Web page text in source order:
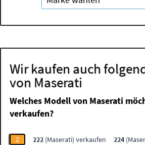
Wir kaufen auch
von Maserati
Welches Modell von Maserati
verkaufen?
2 222 (Maserati) verkaufen 224